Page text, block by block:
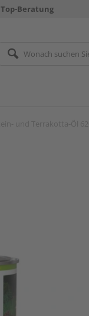
Top-Beratung